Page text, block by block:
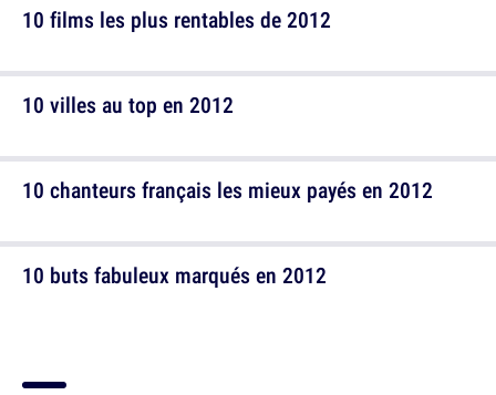
10 villes au top en 2012
10 buts fabuleux marqués en 2012
10 films les plus rentables de 2012
10 chanteurs français les mieux payés en 2012